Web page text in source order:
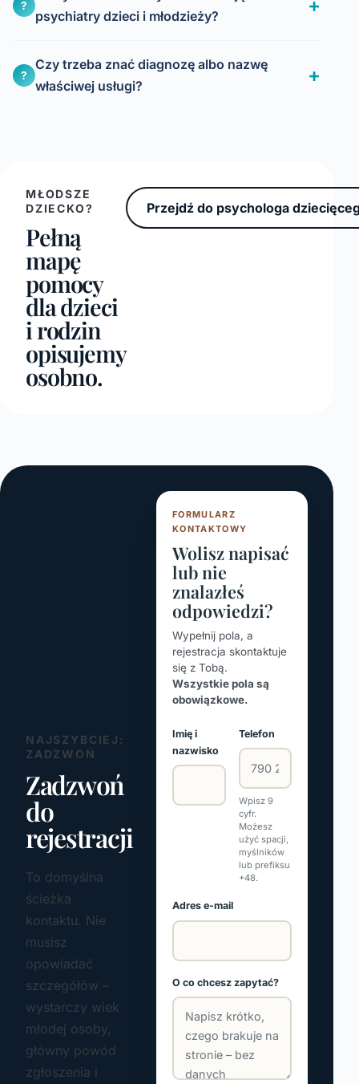
?
psychiatry dzieci i młodzieży?
?
Czy trzeba znać diagnozę albo nazwę
właściwej usługi?
MŁODSZE
DZIECKO?
Pełną
mapę
pomocy
dla dzieci
i rodzin
opisujemy
osobno.
Przejdź do psychologa
NAJSZYBCIEJ:
ZADZWOŃ
Zadzwoń
do
rejestracji
To domyślna
ścieżka
kontaktu. Nie
musisz
opowiadać
szczegółów –
wystarczy wiek
młodej osoby,
główny powód
zgłoszenia i
FORMULARZ
KONTAKTOWY
Wolisz napisać
lub nie
znalazłeś
odpowiedzi?
Wypełnij pola, a
rejestracja skontaktuje
się z Tobą.
Wszystkie pola są
obowiązkowe.
Imię i
nazwisko
Telefon
Wpisz 9
cyfr.
Możesz
użyć spacji,
myślników
lub prefiksu
+48.
Adres e-mail
O co chcesz zapytać?